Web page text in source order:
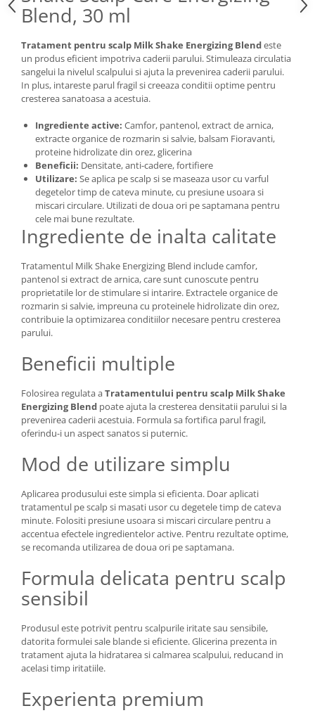
Blend, 30 ml
Tratament pentru scalp Milk Shake Energizing Blendeste
un produs eficient impotriva caderii parului. Stimuleaza circulatia
sangelui la nivelul scalpului si ajuta la prevenirea caderii parului.
In plus, intareste parul fragil si creeaza conditii optime pentru
cresterea sanatoasa a acestuia.
Ingrediente active: Camfor, pantenol, extract de arnica,
extracte organice de rozmarin si salvie, balsam Fioravanti,
proteine hidrolizate din orez, glicerina
Beneficii: Densitate, anti-cadere, fortifiere
Utilizare: Se aplica pe scalp si se maseaza usor cu varful
degetelor timp de cateva minute, cu presiune usoara si
miscari circulare. Utilizati de doua ori pe saptamana pentru
cele mai bune rezultate.
Ingrediente de inalta calitate
Tratamentul Milk Shake Energizing Blend include camfor,
pantenol si extract de arnica, care sunt cunoscute pentru
proprietatile lor de stimulare si intarire. Extractele organice de
rozmarin si salvie, impreuna cu proteinele hidrolizate din orez,
contribuie la optimizarea conditiilor necesare pentru cresterea
parului.
Beneficii multiple
Folosirea regulata aTratamentului pentru scalp Milk Shake
Energizing Blend poate ajuta la cresterea densitatii parului si la
prevenirea caderii acestuia. Formula sa fortifica parul fragil,
oferindu-i un aspect sanatos si puternic.
Mod de utilizare simplu
Aplicarea produsului este simpla si eficienta. Doar aplicati
tratamentul pe scalp si masati usor cu degetele timp de cateva
minute. Folositi presiune usoara si miscari circulare pentru a
accentua efectele ingredientelor active. Pentru rezultate optime,
se recomanda utilizarea de doua ori pe saptamana.
Formula delicata pentru scalp
sensibil
Produsul este potrivit pentru scalpurile iritate sau sensibile,
datorita formulei sale blande si eficiente. Glicerina prezenta in
tratament ajuta la hidratarea si calmarea scalpului, reducand in
acelasi timp iritatiile.
Experienta premium